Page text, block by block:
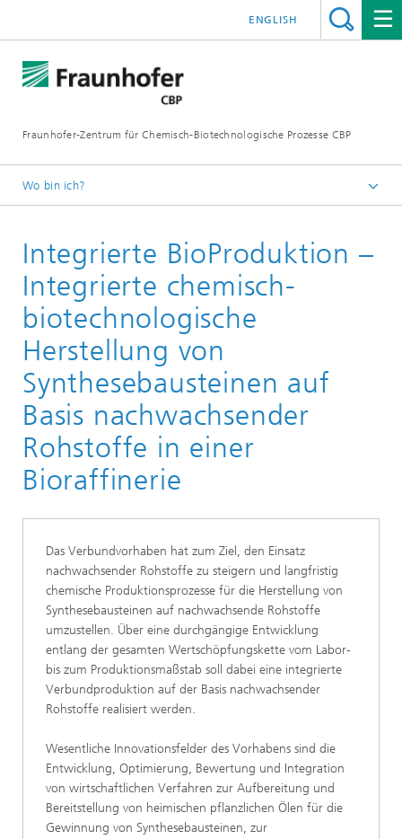
Fraunhofer-Zentrum für Chemisch-Biotechnologische Prozesse CBP
ENGLISH
Wo bin ich?
Projekte
Integrierte BioProduktion –
Integrierte chemisch-
biotechnologische
Herstellung von
Synthesebausteinen auf
Basis nachwachsender
Rohstoffe in einer
Bioraffinerie
Das Verbundvorhaben hat zum Ziel, den Einsatz
nachwachsender Rohstoffe zu steigern und langfristig
chemische Produktionsprozesse für die Herstellung von
Synthesebausteinen auf nachwachsende Rohstoffe
umzustellen. Über eine durchgängige Entwicklung
entlang der gesamten Wertschöpfungskette vom Labor-
bis zum Produktionsmaßstab soll dabei eine integrierte
Verbundproduktion auf der Basis nachwachsender
Rohstoffe realisiert werden.
Wesentliche Innovationsfelder des Vorhabens sind die
Entwicklung, Optimierung, Bewertung und Integration
von wirtschaftlichen Verfahren zur Aufbereitung und
Bereitstellung von heimischen pflanzlichen Ölen für die
Gewinnung von Synthesebausteinen, zur